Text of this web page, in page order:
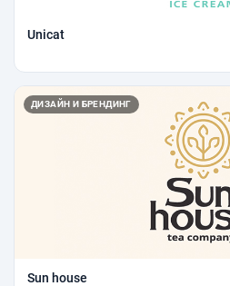
Unicat
ДИЗАЙН И БРЕНДИНГ
Sun house